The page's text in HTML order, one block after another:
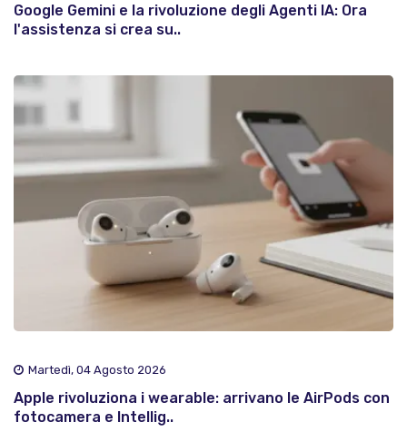
Google Gemini e la rivoluzione degli Agenti IA: Ora
l'assistenza si crea su..
Martedì, 04 Agosto 2026
Apple rivoluziona i wearable: arrivano le AirPods con
fotocamera e Intellig..